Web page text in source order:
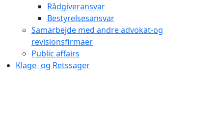
Rådgiveransvar
Bestyrelsesansvar
Samarbejde med andre advokat-og
revisionsfirmaer
Public affairs
Klage- og Retssager